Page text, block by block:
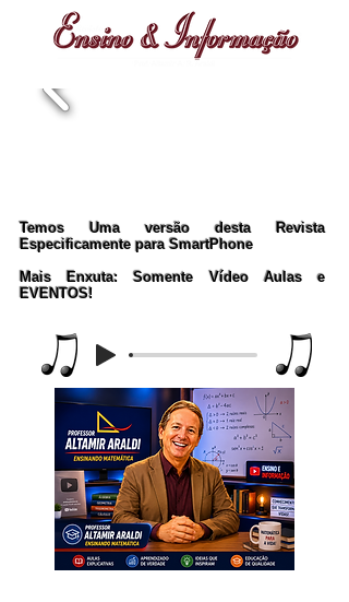
Temos Uma versão desta Revista
Especificamente para SmartPhone
Mais Enxuta: Somente Vídeo Aulas e
EVENTOS!